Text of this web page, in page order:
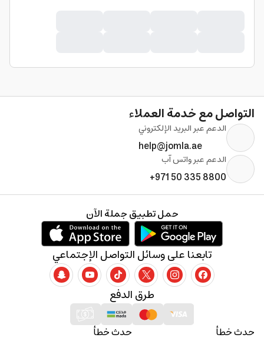
التواصل مع خدمة العملاء
الدعم عبر البريد الإلكتروني
help@jomla.ae
الدعم عبر واتس آب
+971 50 335 8800
حدث خطأ حدث خطأ
طرق الدفع
تابعنا على وسائل التواصل الإجتماعي
حمل تطبيق جملة الآن